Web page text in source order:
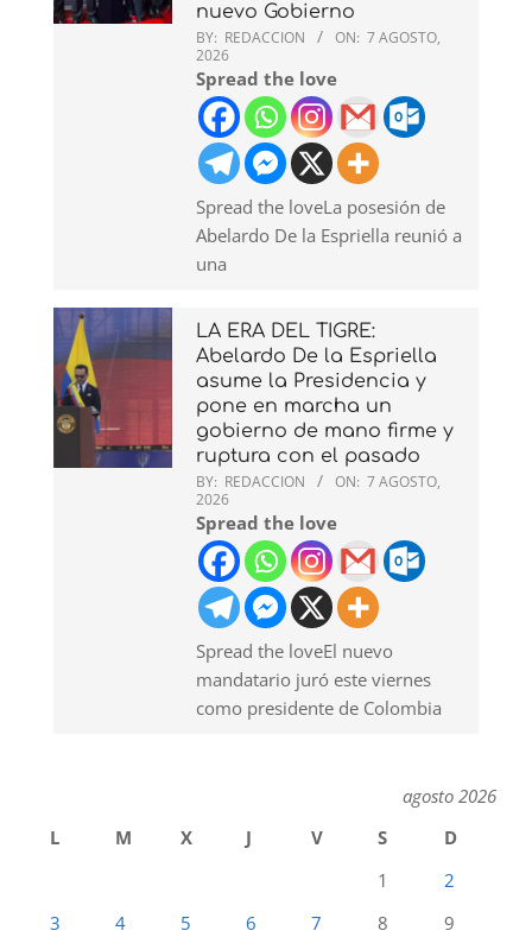
nuevo Gobierno
BY: REDACCION ON: 7 AGOSTO,
2026
Spread the love
Spread the loveLa posesión de
Abelardo De la Espriella reunió a
una
LA ERA DEL TIGRE:
Abelardo De la Espriella
asume la Presidencia y
pone en marcha un
gobierno de mano firme y
ruptura con el pasado
BY: REDACCION ON: 7 AGOSTO,
2026
Spread the love
Spread the loveEl nuevo
mandatario juró este viernes
como presidente de Colombia
agosto 2026
L
M X J V S
D
1
2
3
4 5 6 7 8
9